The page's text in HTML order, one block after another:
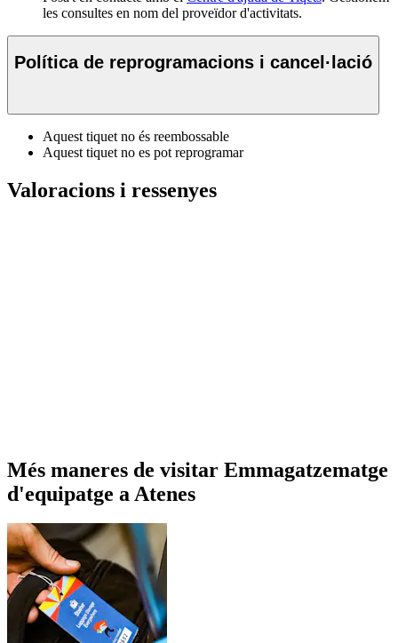
les consultes en nom del proveïdor d'activitats.
Política de reprogramacions i cancel·lació
Aquest tiquet no és reembossable
Aquest tiquet no es pot reprogramar
Valoracions i ressenyes
Més maneres de visitar Emmagatzematge
d'equipatge a Atenes